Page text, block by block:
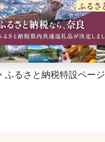
ふるさと納税特設ページ